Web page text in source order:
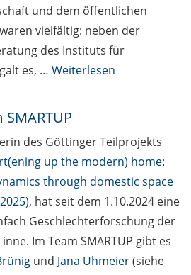
und dem öffentlichen
vielfältig: neben der
des Instituts für
es, … Weiterlesen
des Göttinger Teilprojekts
up the modern) home:
through domestic space
, hat seit dem 1.10.2024 eine
Geschlechterforschung der
Im Team SMARTUP gibt es
und Jana Uhmeier(siehe